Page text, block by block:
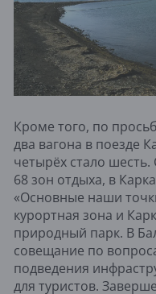
Кроме того, по
два вагона в поезде
четырёх стало
68 зон отдыха, в
«Основные наши
курортная зона и
природный парк. В
совещание по
подведения
для туристов.